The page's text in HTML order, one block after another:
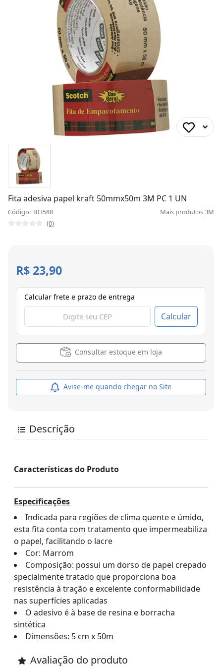
Fita adesiva papel kraft 50mmx50m 3M PC 1 UN
Código: 303588 Mais produtos3M
(0)
R$ 23,90
Calcular frete e prazo de entrega
Calcular
Consultar estoque em loja
Avise-me quando chegar no Site
Descrição
Características do Produto
Especificações
Indicada para regiões de clima quente e úmido,
esta fita conta com tratamento que impermeabiliza
o papel, facilitando o lacre
Cor: Marrom
Composição: possui um dorso de papel crepado
specialmente tratado que proporciona boa
resistência à tração e excelente conformabilidade
nas superfícies aplicadas
O adesivo é à base de resina e borracha
sintética
Dimensões: 5 cm x 50m
Avaliação do produto